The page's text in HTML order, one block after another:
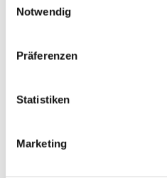
Notwendig
Präferenzen
Statistiken
Marketing